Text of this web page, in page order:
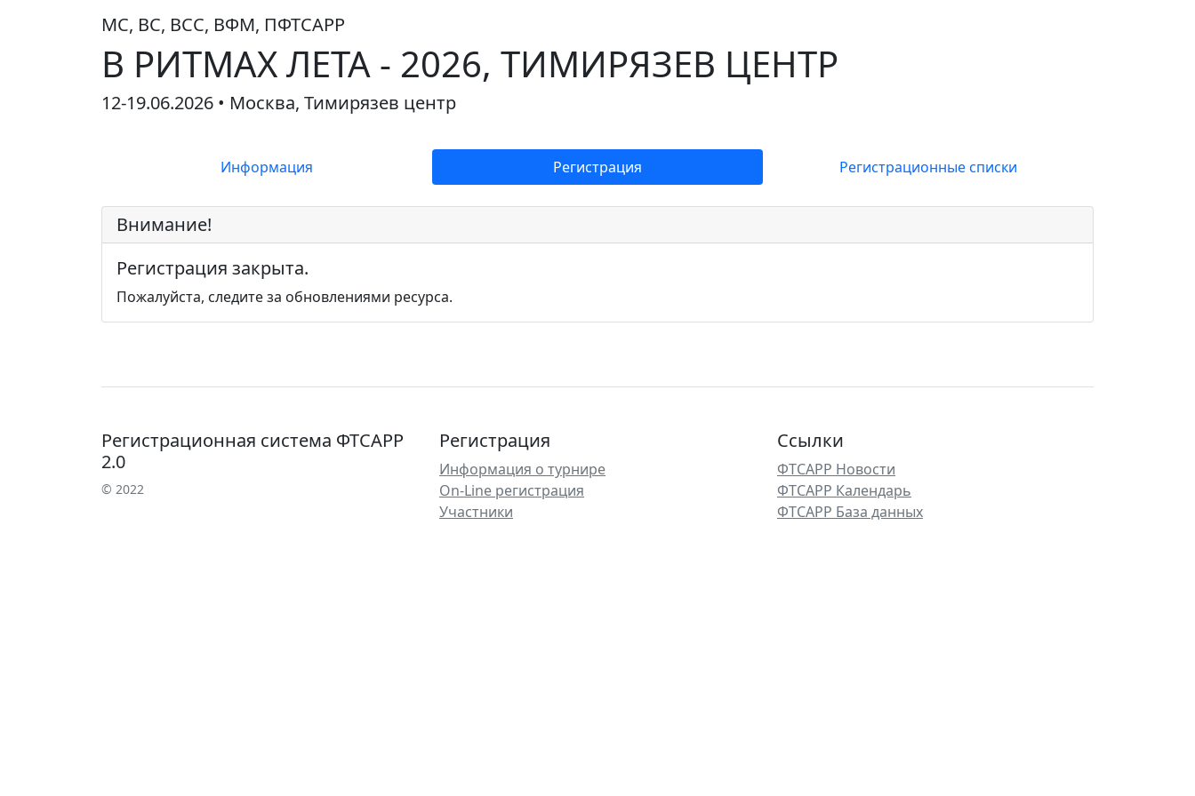
МС, ВС, ВСС, ВФМ, ПФТСАРР
В РИТМАХ ЛЕТА - 2026, ТИМИРЯЗЕВ ЦЕНТР
12-19.06.2026 • Москва, Тимирязев центр
Информация Регистрация Регистрационные списки
Внимание!
Регистрация закрыта.
Пожалуйста, следите за обновлениями ресурса.
Регистрационная система ФТСАРР
2.0
© 2022
Регистрация
Информация о турнире
On-Line регистрация
Участники
Ссылки
ФТСАРР Новости
ФТСАРР Календарь
ФТСАРР База данных